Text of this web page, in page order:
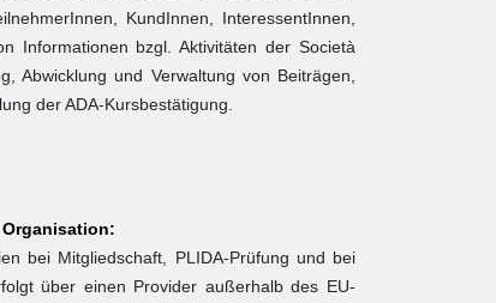
KundInnen, InteressentInnen,
Informationen bzgl. Aktivitäten der Società
Abwicklung und Verwaltung von Beiträgen,
der ADA-Kursbestätigung.
bei Mitgliedschaft, PLIDA-Prüfung und bei
über einen Provider außerhalb des EU-